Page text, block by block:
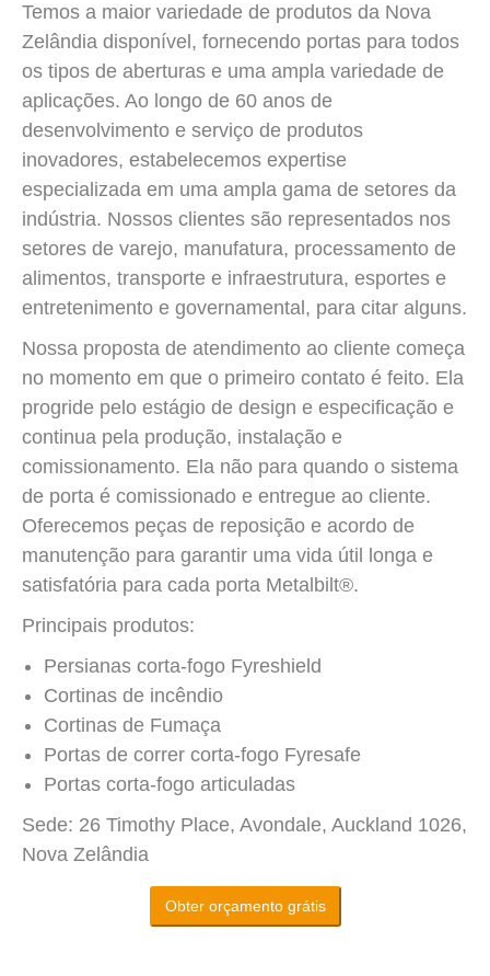
Temos a maior variedade de produtos da Nova
Zelândia disponível, fornecendo portas para todos
os tipos de aberturas e uma ampla variedade de
aplicações. Ao longo de 60 anos de
desenvolvimento e serviço de produtos
inovadores, estabelecemos expertise
especializada em uma ampla gama de setores da
indústria. Nossos clientes são representados nos
setores de varejo, manufatura, processamento de
alimentos, transporte e infraestrutura, esportes e
entretenimento e governamental, para citar alguns.
Nossa proposta de atendimento ao cliente começa
no momento em que o primeiro contato é feito. Ela
progride pelo estágio de design e especificação e
continua pela produção, instalação e
comissionamento. Ela não para quando o sistema
de porta é comissionado e entregue ao cliente.
Oferecemos peças de reposição e acordo de
manutenção para garantir uma vida útil longa e
satisfatória para cada porta Metalbilt®.
Principais produtos:
Persianas corta-fogo Fyreshield
Cortinas de incêndio
Cortinas de Fumaça
Portas de correr corta-fogo Fyresafe
Portas corta-fogo articuladas
Sede: 26 Timothy Place, Avondale, Auckland 1026,
Nova Zelândia
Obter orçamento grátis